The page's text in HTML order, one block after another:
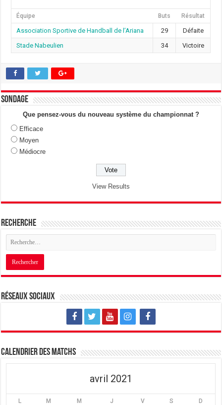
Équipe Buts Résultat
Association Sportive de Handball de l’Ariana 29
Défaite
Stade Nabeulien
34 Victoire
Sondage
Que pensez-vous du nouveau système du championnat ?
Efficace
Moyen
Médiocre
View Results
Recherche
Réseaux sociaux
Calendrier des matchs
avril 2021
L M M J V S D